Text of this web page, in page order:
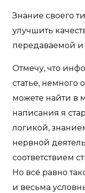
Знание своего
улучшить
передаваемой
Отмечу, что
статье, немного
можете найти в
написания я
логикой,
нервной
соответствием
Но всё равно
и весьма